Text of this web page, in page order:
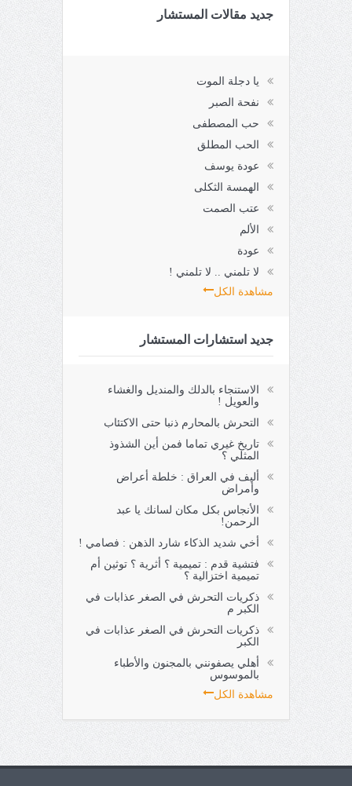
جديد مقالات المستشار
يا دجلة الموت
نفحة الصبر
حب المصطفى
الحب المطلق
عودة يوسف
الهمسة الثكلى
عتب الصمت
الألم
عودة
لا تلمني .. لا تلمني !
مشاهدة الكل
جديد استشارات المستشار
الاستنجاء بالدلك والمنديل والغشاء
والعويل !
التحرش بالمحارم ذنبا حتى الاكتئاب
تاريخ غيري تماما فمن أين الشذوذ
المثلي ؟
أليف في العراق : خلطة أعراض
وأمراض
الأنجاس بكل مكان لسانك يا عبد
الرحمن!
أخي شديد الذكاء شارد الذهن : فصامي !
فتشية قدم : تميمية ؟ أثرية ؟ توثين أم
تميمية اختزالية ؟
ذكريات التحرش في الصغر عذابات في
الكبر م
ذكريات التحرش في الصغر عذابات في
الكبر
أهلي يصفونني بالمجنون والأطباء
بالموسوس
مشاهدة الكل